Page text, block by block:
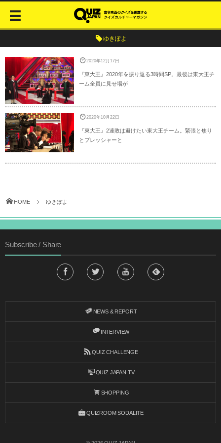
ゆきぽよ
2020年12月17日
『東大王』2020年を振り返る3時間SP。最後は東大王チ
ーム全員に見せ場が
2020年10月22日
『東大王』2連敗は避けたい東大王チーム。緊張と焦り
とプレッシャーと
HOME ゆきぽよ
Subscribe / Share
NEWS & REPORT
INTERVIEW
QUIZ CHALLENGE
QUIZ JAPAN TV
SHOPPING
QUIZROOM SODALITE